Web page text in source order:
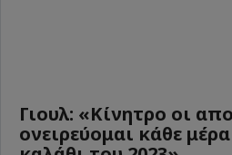
Γιουλ: «Κίνητρο οι
ονειρεύομαι κάθε